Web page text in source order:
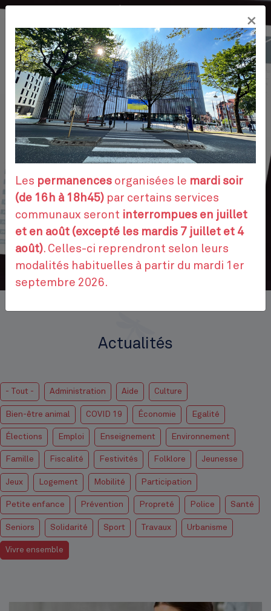
Aller
contenu
principal
Place Jourdan
VOS DÉMARCHES
RENDEZ-VOUS
CONTACTEZ-NOUS
FR
Actualités
- Tout - Administration Aide Culture
Bien-être animal COVID 19 Économie Egalité
Élections Emploi Enseignement Environnement
Famille Fiscalité Festivités Folklore Jeunesse
Jeux Logement Mobilité Participation
Petite enfance Prévention Propreté Police Santé
Seniors Solidarité Sport Travaux Urbanisme
Vivre ensemble
×
Les permanences organisées le mardi soir
(de 16h à 18h45) par certains services
communaux seront interrompues en juillet
et en août (excepté les mardis 7 juillet et 4
août). Celles-ci reprendront selon leurs
modalités habituelles à partir du mardi 1er
septembre 2026.